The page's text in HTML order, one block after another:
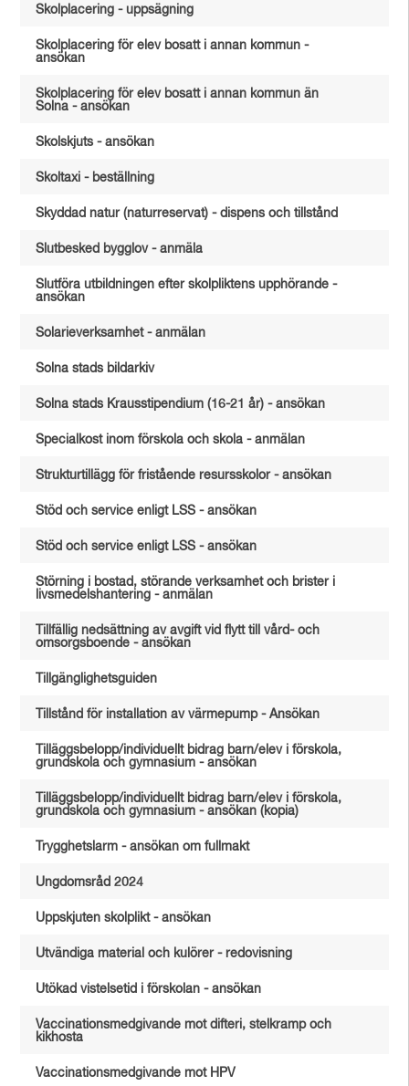
Skolplacering - uppsägning
Skolplacering för elev bosatt i annan kommun -
ansökan
Skolplacering för elev bosatt i annan kommun än
Solna - ansökan
Skolskjuts - ansökan
Skoltaxi - beställning
Skyddad natur (naturreservat) - dispens och tillstånd
Slutbesked bygglov - anmäla
Slutföra utbildningen efter skolpliktens upphörande -
ansökan
Solarieverksamhet - anmälan
Solna stads bildarkiv
Solna stads Krausstipendium (16-21 år) - ansökan
Specialkost inom förskola och skola - anmälan
Strukturtillägg för fristående resursskolor - ansökan
Stöd och service enligt LSS - ansökan
Stöd och service enligt LSS - ansökan
Störning i bostad, störande verksamhet och brister i
livsmedelshantering - anmälan
Tillfällig nedsättning av avgift vid flytt till vård- och
omsorgsboende - ansökan
Tillgänglighetsguiden
Tillstånd för installation av värmepump - Ansökan
Tilläggsbelopp/individuellt bidrag barn/elev i förskola,
grundskola och gymnasium - ansökan
Tilläggsbelopp/individuellt bidrag barn/elev i förskola,
grundskola och gymnasium - ansökan (kopia)
Trygghetslarm - ansökan om fullmakt
Ungdomsråd 2024
Uppskjuten skolplikt - ansökan
Utvändiga material och kulörer - redovisning
Utökad vistelsetid i förskolan - ansökan
Vaccinationsmedgivande mot difteri, stelkramp och
kikhosta
Vaccinationsmedgivande mot HPV